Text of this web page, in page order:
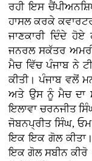
ਰਹੀ ਇਸ
ਹਾਸਲ ਕਰਕੇ
ਜਾਣਕਾਰੀ ਦਿੰਦੇ
ਜਨਰਲ ਸਕੱਤਰ
ਮੈਚ ਵਿੱਚ ਪੰਜਾਬ ਨੇ
ਕੀਤੀ। ਪੰਜਾਬ ਵਲੋਂ
ਅਤੇ ਉਸ ਨੂੰ ਮੈਚ ਦਾ
ਇਲਾਵਾ ਚਰਨਜੀਤ
ਜੋਬਨਪ੍ਰੀਤ ਸਿੰਘ,
ਇਕ ਇਕ ਗੋਲ
ਇਕ ਗੋਲ ਸਬੀਨ ਕੀਰੋ